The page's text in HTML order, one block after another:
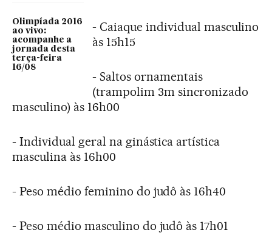
Olimpíada 2016
ao vivo:
acompanhe a
jornada desta
terça-feira
16/08
- Caiaque individual masculino
às 15h15
- Saltos ornamentais
(trampolim 3m sincronizado
masculino) às 16h00
- Individual geral na ginástica artística
masculina às 16h00
- Peso médio feminino do judô às 16h40
- Peso médio masculino do judô às 17h01